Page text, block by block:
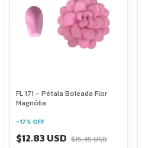
FL 171 - Pétala Boleada Flor
Magnólia
-17% OFF
$12.83 USD $15.45 USD